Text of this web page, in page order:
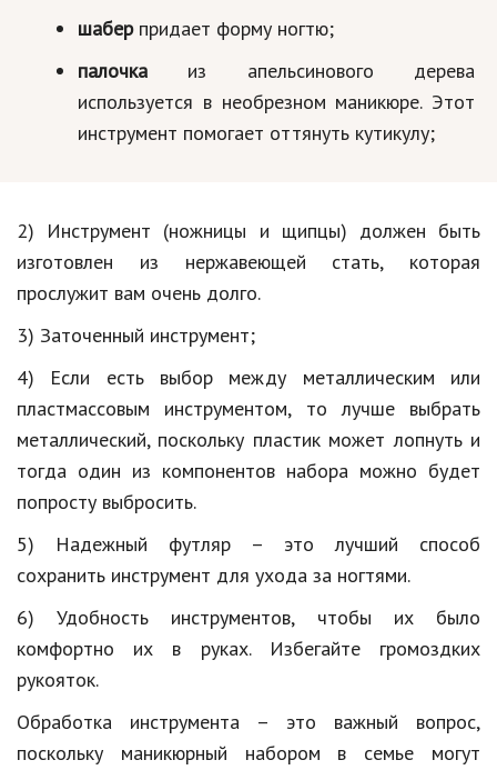
Хобби и развлечения
Финансы
Природа
Образование
шаберпридает форму ногтю;
палочка из апельсинового дерева
используется в необрезном маникюре. Этот
инструмент помогает оттянуть кутикулу;
2) Инструмент (ножницы и щипцы) должен быть
изготовлен из нержавеющей стать, которая
прослужит вам очень долго.
3) Заточенный инструмент;
4) Если есть выбор между металлическим или
пластмассовым инструментом, то лучше выбрать
металлический, поскольку пластик может лопнуть и
тогда один из компонентов набора можно будет
попросту выбросить.
5) Надежный футляр – это лучший способ
сохранить инструмент для ухода за ногтями.
6) Удобность инструментов, чтобы их было
комфортно их в руках. Избегайте громоздких
рукояток.
Обработка инструмента – это важный вопрос,
поскольку маникюрный набором в семье могут